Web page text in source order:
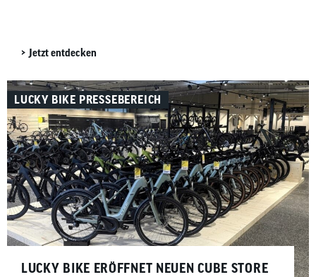
Jetzt entdecken
LUCKY BIKE PRESSEBEREICH
LUCKY BIKE ERÖFFNET NEUEN CUBE STORE